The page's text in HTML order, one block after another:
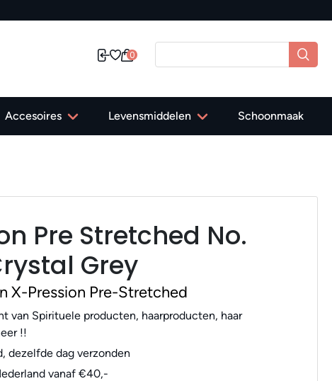
0
Accesoires Levensmiddelen Schoonmaak
Pre Stretched No.
Grey
X-Pression Pre-Stretched
van Spirituele producten, haarproducten, haar
!!
dezelfde dag verzonden
vanaf €40,-